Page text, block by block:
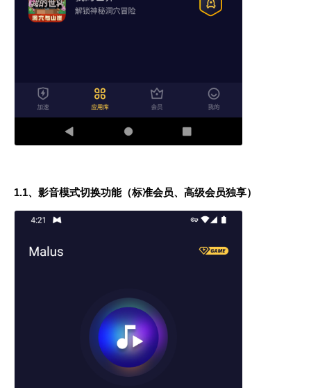
1.1、影音模式切换功能（标准会员、高级会员独享）